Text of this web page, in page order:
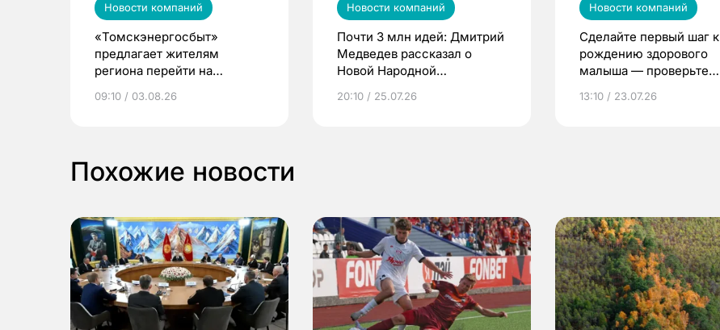
Новости компаний
«Томскэнергосбыт»
предлагает жителям
региона перейти на
выиграть призы
09:10 / 03.08.26
Новости компаний
Почти 3 млн идей: Дмитрий
Медведев рассказал о
Новой Народной
20:10 / 25.07.26
Новости компаний
Сделайте первый шаг к
рождению здорового
малыша — проверьте
по ОМС!
13:10 / 23.07.26
Похожие новости